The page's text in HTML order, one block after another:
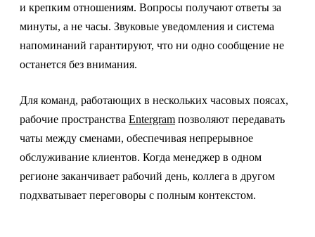
и крепким отношениям. Вопросы получают ответы за
минуты, а не часы. Звуковые уведомления и система
напоминаний гарантируют, что ни одно сообщение не
останется без внимания.
Для команд, работающих в нескольких часовых поясах,
рабочие пространства Entergram позволяют передавать
чаты между сменами, обеспечивая непрерывное
обслуживание клиентов. Когда менеджер в одном
регионе заканчивает рабочий день, коллега в другом
подхватывает переговоры с полным контекстом.